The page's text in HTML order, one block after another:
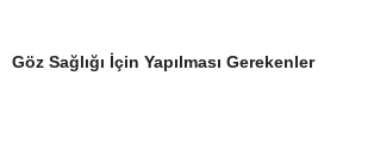
Göz Sağlığı İçin Yapılması Gerekenler